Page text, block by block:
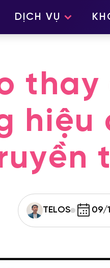
DỊCH VỤ
hiệu
TELOS 09/